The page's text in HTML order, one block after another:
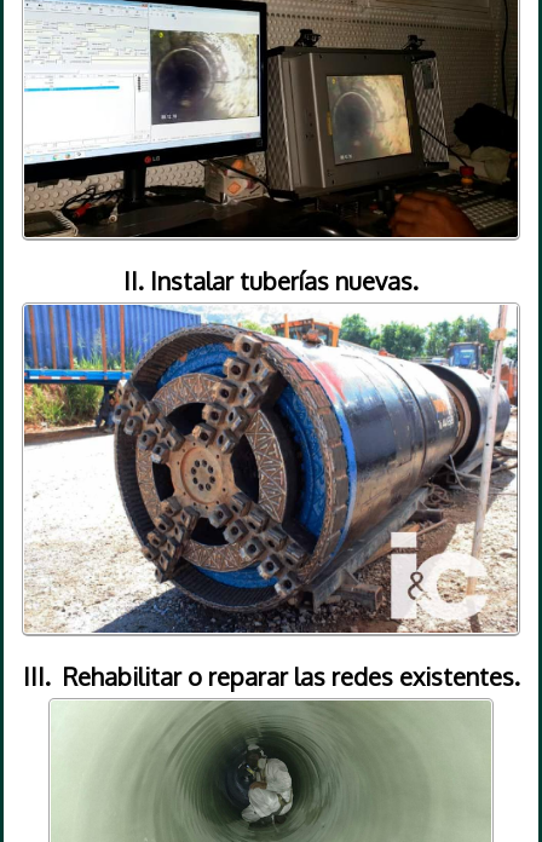
II. Instalar tuberías nuevas.
III. Rehabilitar o reparar las redes existentes.